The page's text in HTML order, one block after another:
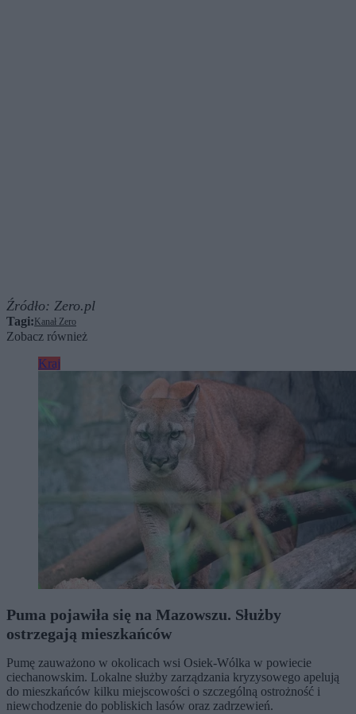
Źródło: Zero.pl
Tagi: Kanał Zero
Zobacz również
Kraj
Puma pojawiła się na Mazowszu. Służby
ostrzegają mieszkańców
Pumę zauważono w okolicach wsi Osiek-Wólka w powiecie
ciechanowskim. Lokalne służby zarządzania kryzysowego apelują
do mieszkańców kilku miejscowości o szczególną ostrożność i
niewchodzenie do pobliskich lasów oraz zadrzewień.